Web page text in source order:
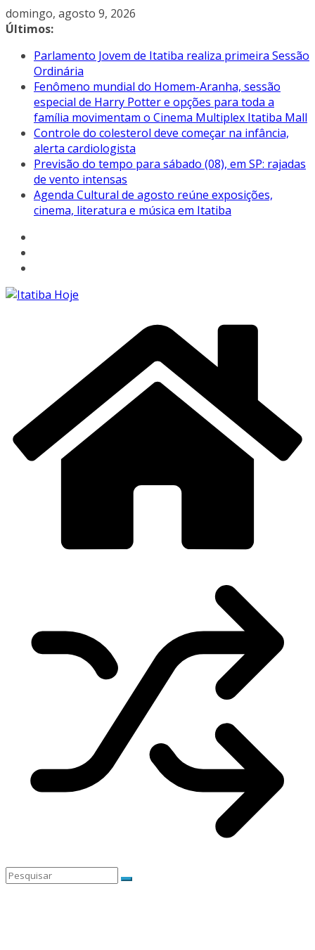
Pular
para
conteúdo
domingo, agosto 9, 2026
Últimos:
Parlamento Jovem de Itatiba realiza primeira Sessão
Ordinária
Fenômeno mundial do Homem-Aranha, sessão
especial de Harry Potter e opções para toda a
família movimentam o Cinema Multiplex Itatiba Mall
Controle do colesterol deve começar na infância,
alerta cardiologista
Previsão do tempo para sábado (08), em SP: rajadas
de vento intensas
Agenda Cultural de agosto reúne exposições,
cinema, literatura e música em Itatiba